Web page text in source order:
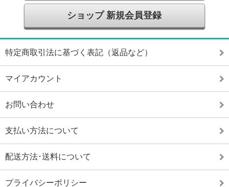
ショップ 新規会員登録
特定商取引法に基づく表記（返品など）
マイアカウント
お問い合わせ
支払い方法について
配送方法･送料について
プライバシーポリシー